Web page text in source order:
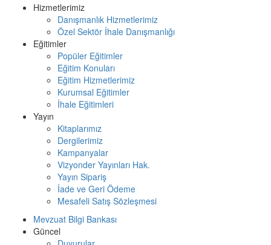
Hizmetlerimiz
Danışmanlık Hizmetlerimiz
Özel Sektör İhale Danışmanlığı
Eğitimler
Popüler Eğitimler
Eğitim Konuları
Eğitim Hizmetlerimiz
Kurumsal Eğitimler
İhale Eğitimleri
Yayın
Kitaplarımız
Dergilerimiz
Kampanyalar
Vizyonder Yayınları Hak.
Yayın Sipariş
İade ve Geri Ödeme
Mesafeli Satış Sözleşmesi
Mevzuat Bilgi Bankası
Güncel